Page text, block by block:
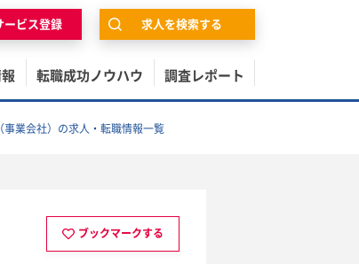
転職成功ノウハウ 調査レポート
ービス登録 求人を検索する
業会社）の求人・転職情報一覧
ブックマークする